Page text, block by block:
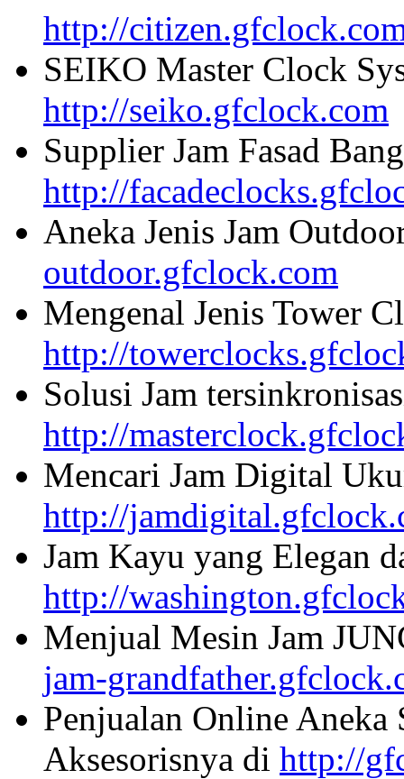
http://
SEIKO Master Clock
http://seiko.gfclock.com
Supplier Jam Fasad
http://
Aneka Jenis Jam
outdoor.gfclock.com
Mengenal Jenis Tower
http://
Solusi Jam
http://
Mencari Jam Digital
http://
Jam Kayu yang Elegan
http://
Menjual Mesin Jam
jam-
Penjualan Online Aneka
Aksesorisnya di http://